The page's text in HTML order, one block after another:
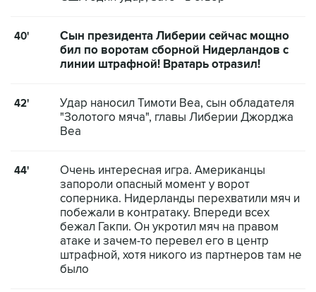
40'
Сын президента Либерии сейчас мощно
бил по воротам сборной Нидерландов с
линии штрафной! Вратарь отразил!
42'
Удар наносил Тимоти Веа, сын обладателя
"Золотого мяча", главы Либерии Джорджа
Веа
44'
Очень интересная игра. Американцы
запороли опасный момент у ворот
соперника. Нидерланды перехватили мяч и
побежали в контратаку. Впереди всех
бежал Гакпи. Он укротил мяч на правом
атаке и зачем-то перевел его в центр
штрафной, хотя никого из партнеров там не
было